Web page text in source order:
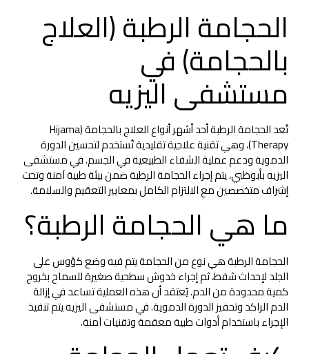
الحجامة الرطبة (العلاج
بالحجامة) في
مستشفى اليزيه
تُعد الحجامة الرطبة أحد أشهر أنواع العلاج بالحجامة (Hijama
Therapy)، وهي تقنية علاجية تقليدية تُستخدم لتحسين الدورة
الدموية ودعم عملية الشفاء الطبيعية في الجسم. في مستشفى
اليزيه بأبوظبي، يتم إجراء الحجامة الرطبة ضمن بيئة طبية آمنة وتحت
إشراف متخصصين مع الالتزام الكامل بمعايير التعقيم والسلامة.
ما هي الحجامة الرطبة؟
الحجامة الرطبة هي نوع من الحجامة يتم فيه وضع كؤوس على
الجلد لإحداث شفط، ثم إجراء خدوش سطحية صغيرة للسماح بخروج
كمية محدودة من الدم. يُعتقد أن هذه العملية تساعد في إزالة
الدم الراكد وتحفيز الدورة الدموية. في مستشفى اليزيه يتم تنفيذ
الإجراء باستخدام أدوات طبية معقمة وتقنيات آمنة.